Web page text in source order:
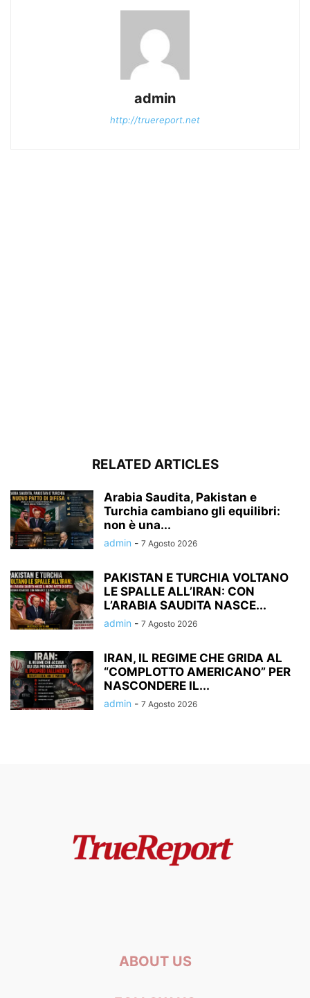
admin
http://truereport.net
RELATED ARTICLES
Arabia Saudita, Pakistan e
Turchia cambiano gli equilibri:
non è una...
admin - 7 Agosto 2026
PAKISTAN E TURCHIA VOLTANO
LE SPALLE ALL’IRAN: CON
L’ARABIA SAUDITA NASCE...
admin - 7 Agosto 2026
IRAN, IL REGIME CHE GRIDA AL
“COMPLOTTO AMERICANO” PER
NASCONDERE IL...
admin - 7 Agosto 2026
ABOUT US